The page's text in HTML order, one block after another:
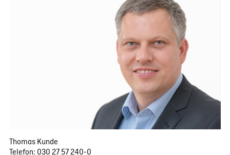
Thomas Kunde
Telefon: 030 27 57 240-0